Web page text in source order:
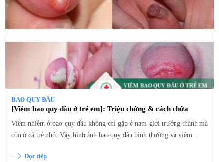
BAO QUY ĐẦU
[Viêm bao quy đầu ở trẻ em]: Triệu chứng & cách chữa
Viêm nhiễm ở bao quy đầu không chỉ gặp ở nam giới trưởng thành mà
còn ở cả trẻ nhỏ. Vậy hình ảnh bao quy đầu bình thường và viêm...
Đọc tiếp